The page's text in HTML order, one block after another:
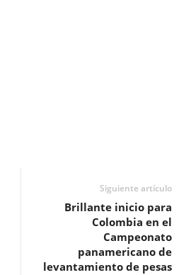
Siguiente artículo
Brillante inicio para
Colombia en el
Campeonato
panamericano de
levantamiento de pesas